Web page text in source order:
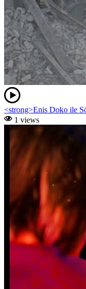
<strong>Enis Doko ile
1 views